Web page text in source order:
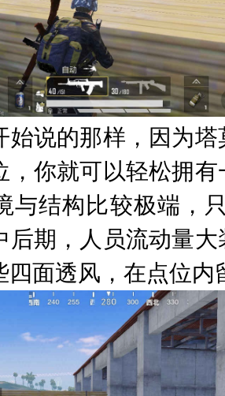
始说的那样，因为
，你就可以轻松拥
与结构比较极端，
后期，人员流动量
四面透风，在点位